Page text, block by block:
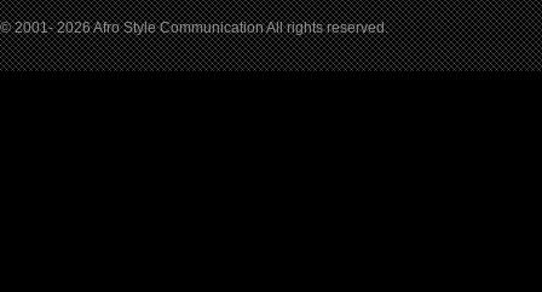
© 2001- 2026 Afro Style Communication All rights reserved.